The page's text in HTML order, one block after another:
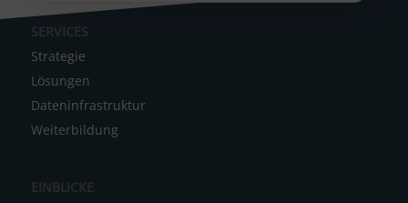
A
l
t
t
SERVICES
Strategie
Lösungen
Dateninfrastruktur
Weiterbildung
EINBLICKE